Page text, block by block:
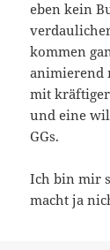
eben kein
kommen
animierend
mit
und eine
GGs.
Ich bin mir
macht ja